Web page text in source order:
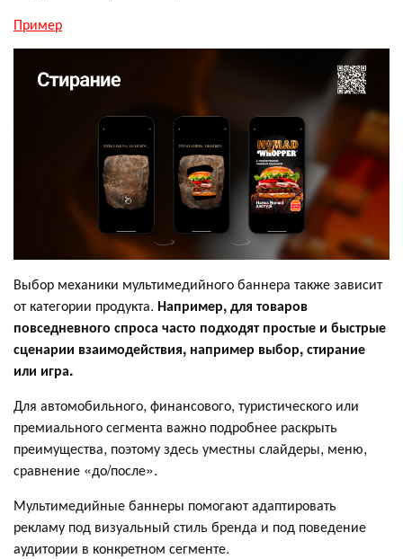
Пример
Выбор механики мультимедийного баннера также зависит
от категории продукта. Например, для товаров
повседневного спроса часто подходят простые и быстрые
сценарии взаимодействия, например выбор, стирание
или игра.
Для автомобильного, финансового, туристического или
премиального сегмента важно подробнее раскрыть
преимущества, поэтому здесь уместны слайдеры, меню,
сравнение «до/после».
Мультимедийные баннеры помогают адаптировать
рекламу под визуальный стиль бренда и под поведение
аудитории в конкретном сегменте.